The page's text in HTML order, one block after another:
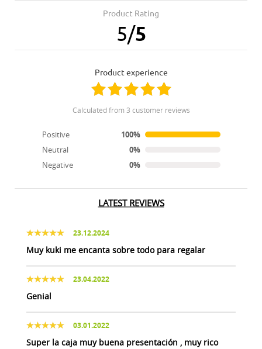
Product Rating
5/5
product experience
calculated from 3 customer reviews
Positive
100%
Neutral
0%
Negative
0%
LATEST REVIEWS
23.12.2024
Muy kuki me encanta sobre todo para regalar
23.04.2022
Genial
03.01.2022
Super la caja muy buena presentación , muy rico